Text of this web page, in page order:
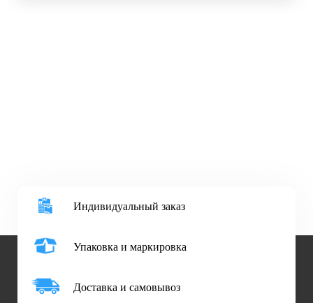
Индивидуальный заказ
Упаковка и маркировка
Доставка и самовывоз